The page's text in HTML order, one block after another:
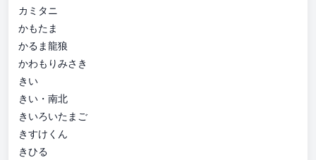
カミタニ
かもたま
かるま龍狼
かわもりみさき
きい
きい・南北
きいろいたまご
きすけくん
きひる